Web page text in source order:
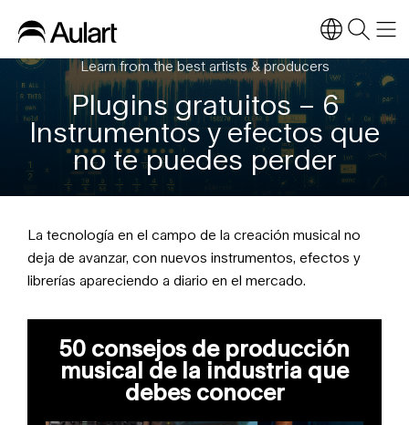
Learn from the best artists & producers
Plugins gratuitos – 6
Instrumentos y efectos que
no te puedes perder
La tecnología en el campo de la creación musical no
deja de avanzar, con nuevos instrumentos, efectos y
librerías apareciendo a diario en el mercado.
50 consejos de producción
musical de la industria que
debes conocer